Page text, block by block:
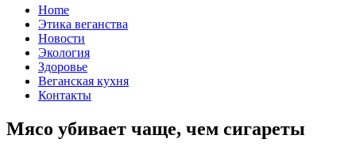
Home
Этика веганства
Новости
Экология
Здоровье
Веганская кухня
Контакты
Мясо убивает чаще, чем сигареты